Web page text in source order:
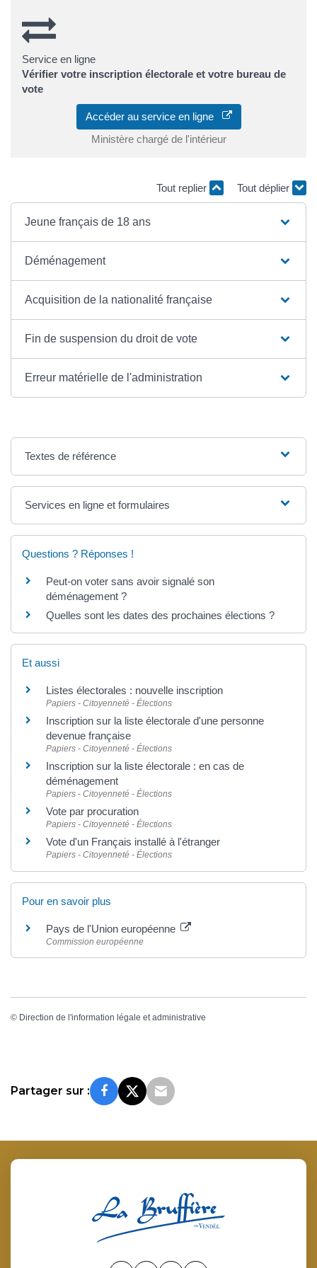
Service en ligne
Vérifier votre inscription électorale et votre bureau de
vote
Accéder au service en ligne
Ministère chargé de l'intérieur
Tout replier Tout déplier
Jeune français de 18 ans
Déménagement
Acquisition de la nationalité française
Fin de suspension du droit de vote
Erreur matérielle de l'administration
Textes de référence
Services en ligne et formulaires
Questions ? Réponses !
Peut-on voter sans avoir signalé son
déménagement ?
Quelles sont les dates des prochaines élections ?
Et aussi
Listes électorales : nouvelle inscription
Papiers - Citoyenneté - Élections
Inscription sur la liste électorale d'une personne
devenue française
Papiers - Citoyenneté - Élections
Inscription sur la liste électorale : en cas de
déménagement
Papiers - Citoyenneté - Élections
Vote par procuration
Papiers - Citoyenneté - Élections
Vote d'un Français installé à l'étranger
Papiers - Citoyenneté - Élections
Pour en savoir plus
Pays de l'Union européenne
Commission européenne
© Direction de l'information légale et administrative
Partager sur :